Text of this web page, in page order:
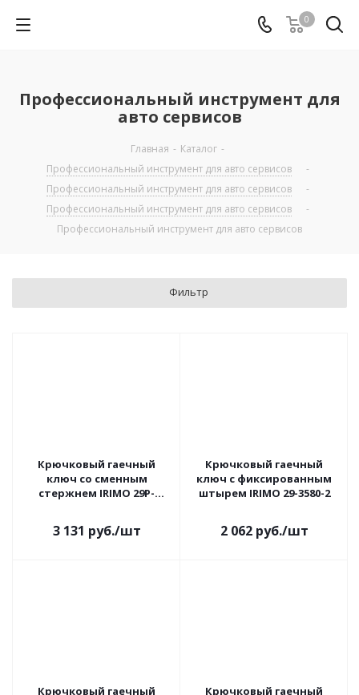
0
Профессиональный инструмент для
авто сервисов
Главная - Каталог -
Профессиональный инструмент для авто сервисов
-
Профессиональный инструмент для авто сервисов
-
Профессиональный инструмент для авто сервисов
-
Профессиональный инструмент для авто сервисов
Фильтр
Крючковый гаечный
ключ со сменным
стержнем IRIMO 29P-
3 131 руб./шт
Крючковый гаечный
ключ с фиксированным
штырем IRIMO 29-3580-2
2 062руб./шт
Крючковый гаечный
Крючковый гаечный